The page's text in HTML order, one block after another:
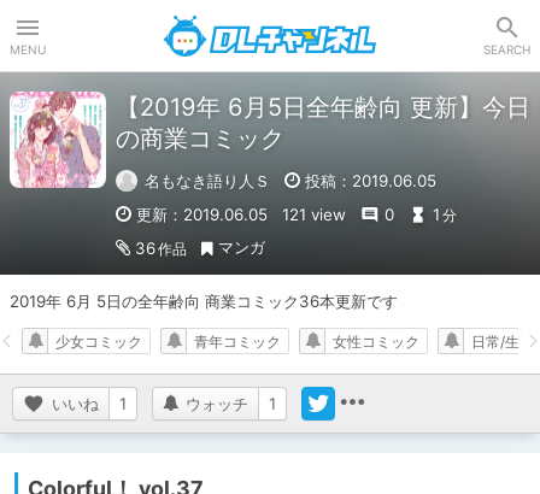
MENU SEARCH
【2019年 6月5日全年齢向 更新】今日
の商業コミック
名もなき語り人Ｓ
投稿：2019.06.05
更新：2019.06.05
121 view 0 1 分
36作品 マンガ
2019年 6月 5日の全年齢向 商業コミック36本更新です
いいね 1 ウォッチ 1
少女コミック 青年コミック 女性コミック 日常/生活
Colorful！ vol.37